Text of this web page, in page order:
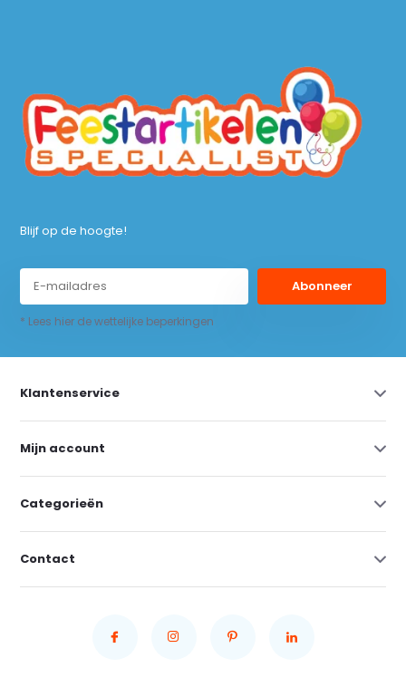
Blijf op de hoogte!
Abonneer
* Lees hier de wettelijke beperkingen
Klantenservice
Mijn account
Categorieën
Contact